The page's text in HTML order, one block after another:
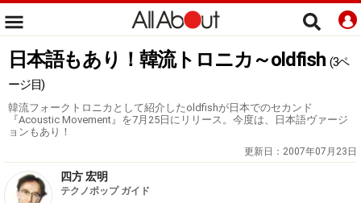
日本語もあり！韓流トロニカ～oldfish (3ペ
ージ目)
韓流フォークトロニカとして紹介したoldfishが日本でのセカンド
『Acoustic Movement』を7月25日にリリース。今度は、日本語ヴァージ
ョンもあり！
更新日： 2007年07月23日
四方 宏明
テクノポップ ガイド